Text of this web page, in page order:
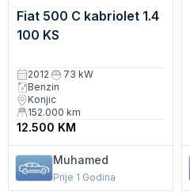
Fiat 500 C kabriolet 1.4
100 KS
2012
73 kW
Benzin
Konjic
152.000 km
12.500 KM
Muhamed
Prije 1 Godina